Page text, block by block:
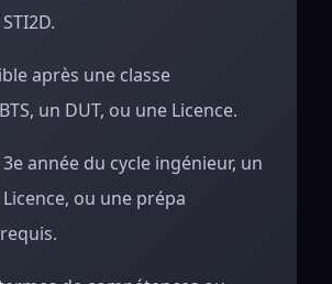
après une classe
un DUT, ou une Licence.
année du cycle ingénieur, un
Licence, ou une prépa